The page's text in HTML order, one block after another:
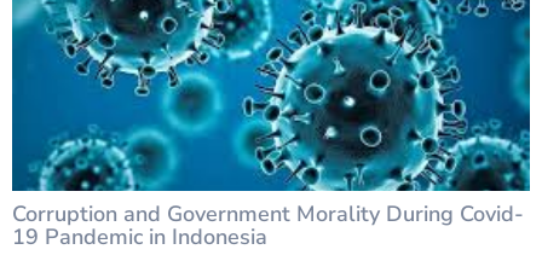
Corruption and Government Morality During Covid-
19 Pandemic in Indonesia